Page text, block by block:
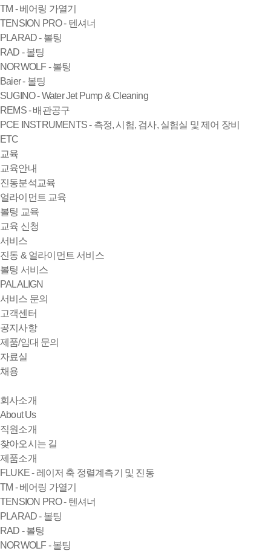
TM - 베어링 가열기
TENSION PRO - 텐셔너
PLARAD - 볼팅
RAD - 볼팅
NORWOLF - 볼팅
Baier - 볼팅
SUGINO - Water Jet Pump & Cleaning
REMS - 배관공구
PCE INSTRUMENTS - 측정, 시험, 검사, 실험실 및 제어 장비
ETC
교육
교육안내
진동분석교육
얼라이먼트 교육
볼팅 교육
교육 신청
서비스
진동 & 얼라이먼트 서비스
볼팅 서비스
PALALIGN
서비스 문의
고객센터
공지사항
제품/임대 문의
자료실
채용
회사소개
About Us
직원소개
찾아오시는 길
제품소개
FLUKE - 레이저 축 정렬계측기 및 진동
TM - 베어링 가열기
TENSION PRO - 텐셔너
PLARAD - 볼팅
RAD - 볼팅
NORWOLF - 볼팅